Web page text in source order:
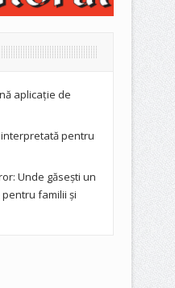
aplicație de
pentru
Unde găsești un
familii și